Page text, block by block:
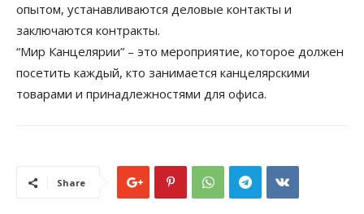
опытом, устанавливаются деловые контакты и
заключаются контракты.
“Мир Канцелярии” – это мероприятие, которое должен
посетить каждый, кто занимается канцелярскими
товарами и принадлежностями для офиса.
Share